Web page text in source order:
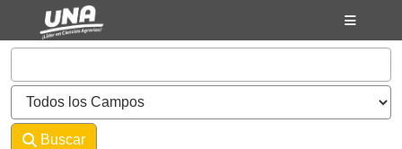
Saltar al contenido
VuFind
Buscar